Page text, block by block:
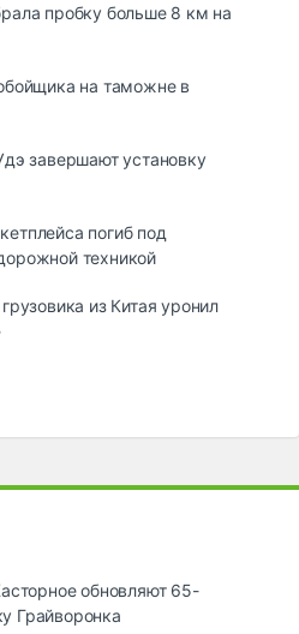
пробку больше 8 км на
на таможне в
зaвepшaют ycтaнoвкy
погиб под
техникой
из Китая уронил
обновляют 65-
Грайворонка